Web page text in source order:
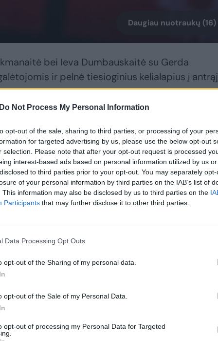
Do Not Process My Personal Information
opt-out of the sale, sharing to third parties, or processing of your
for targeted advertising by us, please use the below opt-out
selection. Please note that after your opt-out request is processed
interest-based ads based on personal information utilized by us
to third parties prior to your opt-out. You may separately
of your personal information by third parties on the IAB’s list of
This information may also be disclosed by us to third parties on the
Participants that may further disclose it to other third parties.
Data Processing Opt Outs
opt-out of the Sharing of my personal data.
opt-out of the Sale of my Personal Data.
opt-out of processing my Personal Data for Targeted
Daugiau nuotraukų (16)
bei Ieva Dumbauskaitė su Gerda
ir pelnė tiesioginius kelialapius į
turnyrą patekusios ir žemiausią reitingą
A grupės finale penktadienį 2:0 (21:18, 22:20)
ir G. Grudzinskaitė 2:0 (21:19, 21:16) nugalėjo
ir Vitorią Rodriguez.
rankinio